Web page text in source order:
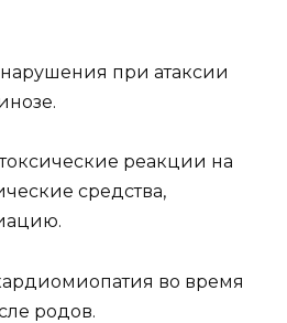
при атаксии
реакции на
средства,
во время
родов.